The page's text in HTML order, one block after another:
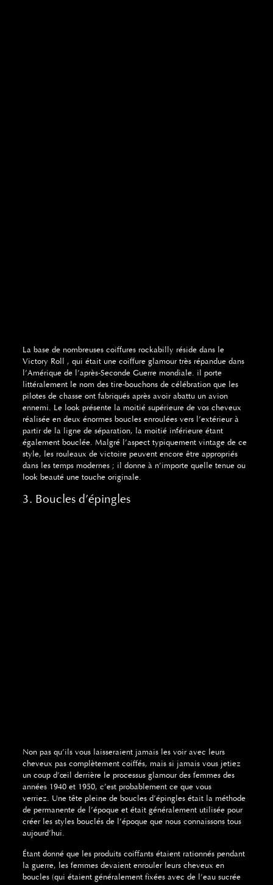
La base de nombreuses coiffures rockabilly réside dans le
Victory Roll , qui était une coiffure glamour très répandue dans
l’Amérique de l’après-Seconde Guerre mondiale. il porte
littéralement le nom des tire-bouchons de célébration que les
pilotes de chasse ont fabriqués après avoir abattu un avion
ennemi. Le look présente la moitié supérieure de vos cheveux
réalisée en deux énormes boucles enroulées vers l’extérieur à
partir de la ligne de séparation, la moitié inférieure étant
également bouclée. Malgré l’aspect typiquement vintage de ce
style, les rouleaux de victoire peuvent encore être appropriés
dans les temps modernes ; il donne à n’importe quelle tenue ou
look beauté une touche originale.
3. Boucles d’épingles
Non pas qu’ils vous laisseraient jamais les voir avec leurs
cheveux pas complètement coiffés, mais si jamais vous jetiez
un coup d’œil derrière le processus glamour des femmes des
années 1940 et 1950, c’est probablement ce que vous
verriez. Une tête pleine de boucles d’épingles était la méthode
de permanente de l’époque et était généralement utilisée pour
créer les styles bouclés de l’époque que nous connaissons tous
aujourd’hui.
Étant donné que les produits coiffants étaient rationnés pendant
la guerre, les femmes devaient enrouler leurs cheveux en
boucles (qui étaient généralement fixées avec de l’eau sucrée